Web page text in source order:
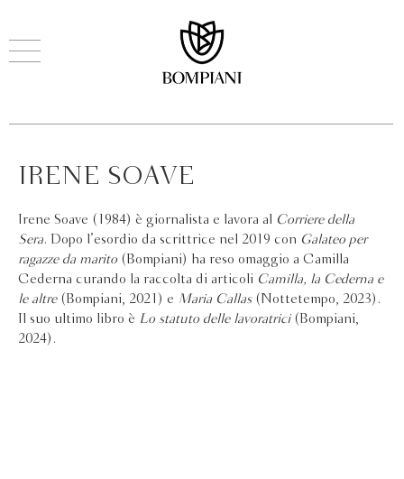
IRENE SOAVE
Irene Soave (1984) è giornalista e lavora al
Corriere della
Sera. Dopo l’esordio da scrittrice nel 2019 con Galateo per
ragazze da marito (Bompiani) ha reso omaggio a Camilla
Cederna curando la raccolta di articoli Camilla, la Cederna e
le altre(Bompiani, 2021) e Maria Callas (Nottetempo, 2023).
Il suo ultimo libro è Lo statuto delle lavoratrici(Bompiani,
2024).